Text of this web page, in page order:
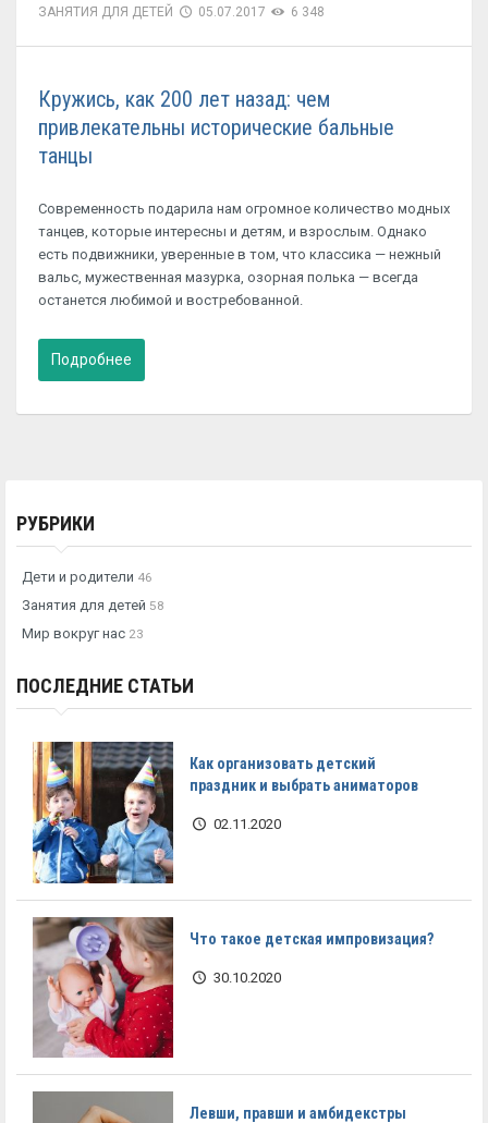
ЗАНЯТИЯ ДЛЯ ДЕТЕЙ 05.07.2017 6 348
Кружись, как 200 лет назад: чем
привлекательны исторические бальные
танцы
Современность подарила нам огромное количество модных
танцев, которые интересны и детям, и взрослым. Однако
есть подвижники, уверенные в том, что классика — нежный
вальс, мужественная мазурка, озорная полька — всегда
останется любимой и востребованной.
Подробнее
РУБРИКИ
Дети и родители 46
Занятия для детей 58
Мир вокруг нас 23
ПОСЛЕДНИЕ СТАТЬИ
Как организовать детский
праздник и выбрать аниматоров
02.11.2020
Что такое детская импровизация?
30.10.2020
Левши, правши и амбидекстры